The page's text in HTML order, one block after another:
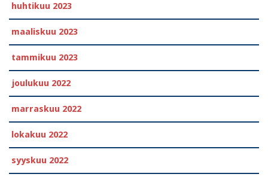
huhtikuu 2023
maaliskuu 2023
tammikuu 2023
joulukuu 2022
marraskuu 2022
lokakuu 2022
syyskuu 2022